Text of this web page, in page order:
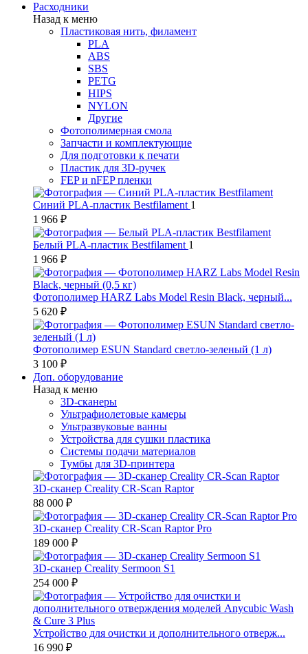
Расходники
Назад к меню
Пластиковая нить, филамент
PLA
ABS
SBS
PETG
HIPS
NYLON
Другие
Фотополимерная смола
Запчасти и комплектующие
Для подготовки к печати
Пластик для 3D-ручек
FEP и nFEP пленки
Синий PLA-пластик Bestfilament 1
1 966 ₽
Белый PLA-пластик Bestfilament 1
1 966 ₽
Фотополимер HARZ Labs Model Resin Black, черный...
5 620 ₽
Фотополимер ESUN Standard светло-зеленый (1 л)
3 100 ₽
Доп. оборудование
Назад к меню
3D-сканеры
Ультрафиолетовые камеры
Ультразвуковые ванны
Устройства для сушки пластика
Системы подачи материалов
Тумбы для 3D-принтера
3D-сканер Creality CR-Scan Raptor
88 000 ₽
3D-сканер Creality CR-Scan Raptor Pro
189 000 ₽
3D-сканер Creality Sermoon S1
254 000 ₽
Устройство для очистки и дополнительного отверж...
16 990 ₽